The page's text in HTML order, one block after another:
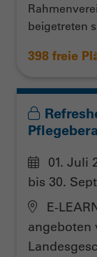
beigetreten
398 freie
01. Juli
bis 30.
E-
angeboten